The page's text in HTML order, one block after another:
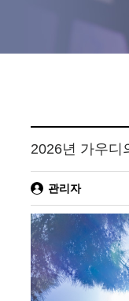
2026년 가우디
관리자